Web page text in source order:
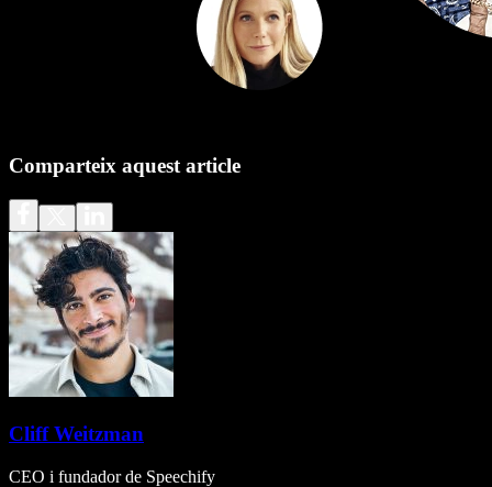
Comparteix aquest article
Cliff Weitzman
CEO i fundador de Speechify